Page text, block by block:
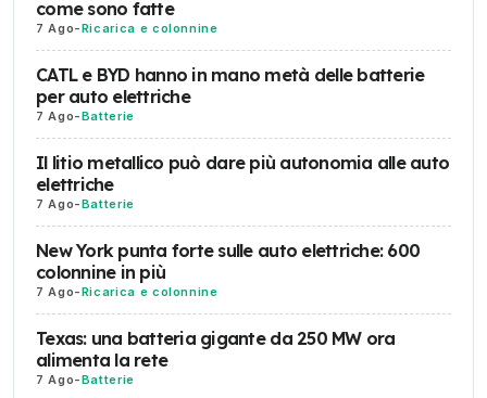
come sono fatte
7 Ago-Ricarica e colonnine
CATL e BYD hanno in mano metà delle batterie
per auto elettriche
7 Ago-Batterie
Il litio metallico può dare più autonomia alle auto
elettriche
7 Ago-Batterie
New York punta forte sulle auto elettriche: 600
colonnine in più
7 Ago-Ricarica e colonnine
Texas: una batteria gigante da 250 MW ora
alimenta la rete
7 Ago-Batterie